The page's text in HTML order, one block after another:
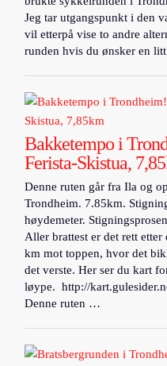
Jeg tar utgangspunkt i den
vil etterpå vise to andre
runden hvis du ønsker en
Bakketempo i
Ferista-Skistua,
Denne ruten går fra Ila og
Trondheim. 7.85km.
høydemeter.
Aller brattest er det rett etter
km mot toppen, hvor det
det verste. Her ser du kart
løype. http://
Denne ruten …